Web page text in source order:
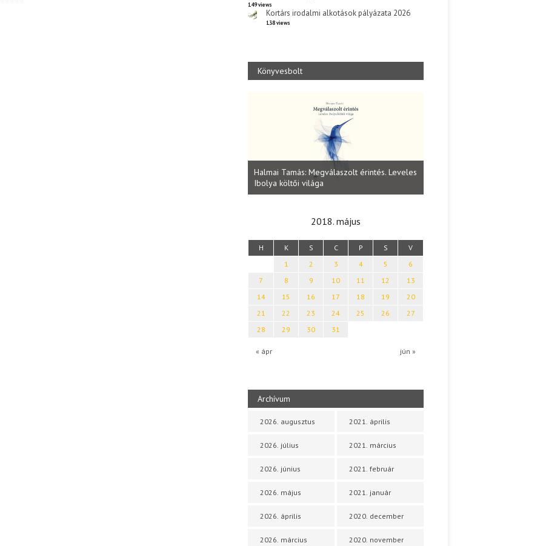
149 views
Kortárs irodalmi alkotások pályázata 2026
138 views
Könyvesbolt
Halmai Tamás: Megválaszolt érintés. Leveles
Lakatos Fleisz Katalin: Vasárnap délután
Sárszegen
2018. május
H K S C P S V
« ápr jún »
1 2 3 4 5
6
7
8 9 10 11 12
13
14
15 16 17 18 19
20
21
22 23 24 25 26
27
28
29 30 31
Archívum
2026. augusztus
2026. július
2026. június
2026. május
2026. április
2026. március
2021. április
2021. március
2021. február
2021. január
2020. december
2020. november